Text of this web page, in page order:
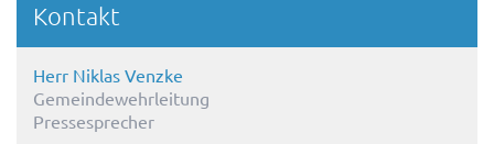
Kontakt
Herr Niklas Venzke
Gemeindewehrleitung
Pressesprecher